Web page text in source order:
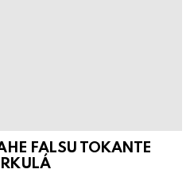
FALSU TOKANTE